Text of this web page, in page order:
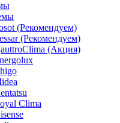
(Рекомендуем)
(Рекомендуем)
(Акция)
Clima